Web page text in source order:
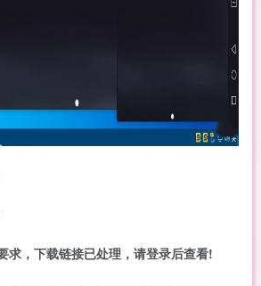
求，下载链接已处理，请登录后查看!